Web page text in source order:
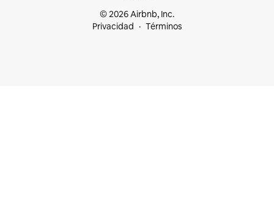
© 2026 Airbnb, Inc.
Privacidad
Términos